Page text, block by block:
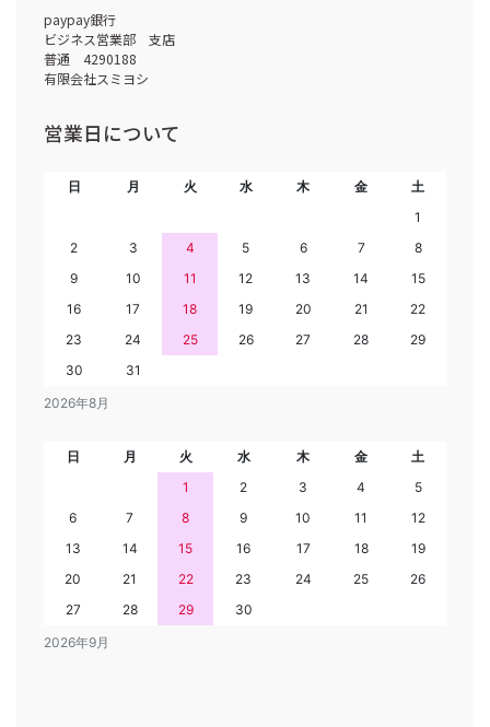
paypay銀行
ビジネス営業部 支店
普通 4290188
有限会社スミヨシ
営業日について
2026年8月
日 月 火 水 木 金
土
1
2
3 4 5 6 7
8
9
10 11 12 13 14
15
16
17 18 19 20 21
22
23
24 25 26 27 28
29
30
31
2026年9月
日 月 火 水 木 金
土
1
2 3 4
5
6
7 8 9 10 11
12
13
14 15 16 17 18
19
20
21 22 23 24 25
26
27
28 29 30